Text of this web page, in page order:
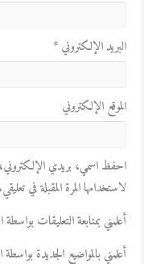
البريد الإلكتروني*
الموقع الإلكتروني
احفظ اسمي، بريدي
لاستخدامها المرة المقبلة في تعليقي.
أعلمني بمتابعة التعليقات بواسطة
أعلمني بالمواضيع الجديدة بواسطة